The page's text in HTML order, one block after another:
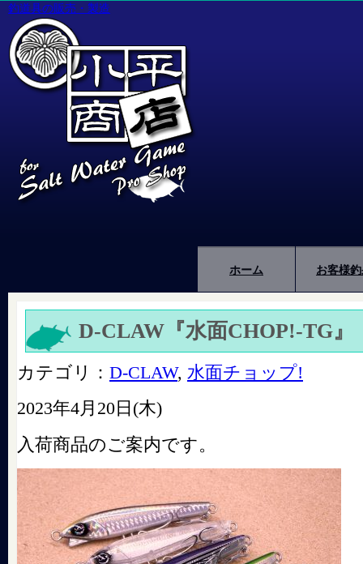
釣道具の販売・製造
ホーム お客様
D-CLAW『水面CHOP!-TG』
カテゴリ： D-CLAW, 水面チョップ!
2023年4月20日(木)
入荷商品のご案内です。